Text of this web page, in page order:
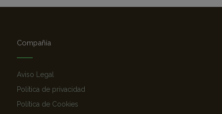
Compañía
Aviso Legal
Política de privacidad
Política de Cookies